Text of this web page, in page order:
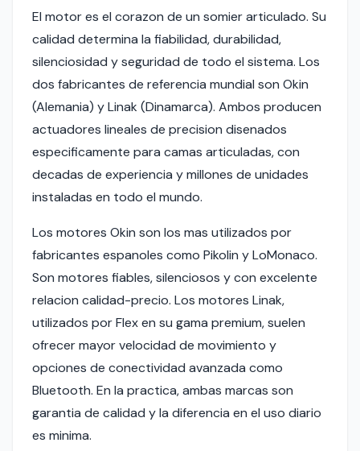
El motor es el corazon de un somier articulado. Su
calidad determina la fiabilidad, durabilidad,
silenciosidad y seguridad de todo el sistema. Los
dos fabricantes de referencia mundial son Okin
(Alemania) y Linak (Dinamarca). Ambos producen
actuadores lineales de precision disenados
especificamente para camas articuladas, con
decadas de experiencia y millones de unidades
instaladas en todo el mundo.
Los motores Okin son los mas utilizados por
fabricantes espanoles como Pikolin y LoMonaco.
Son motores fiables, silenciosos y con excelente
relacion calidad-precio. Los motores Linak,
utilizados por Flex en su gama premium, suelen
ofrecer mayor velocidad de movimiento y
opciones de conectividad avanzada como
Bluetooth. En la practica, ambas marcas son
garantia de calidad y la diferencia en el uso diario
es minima.